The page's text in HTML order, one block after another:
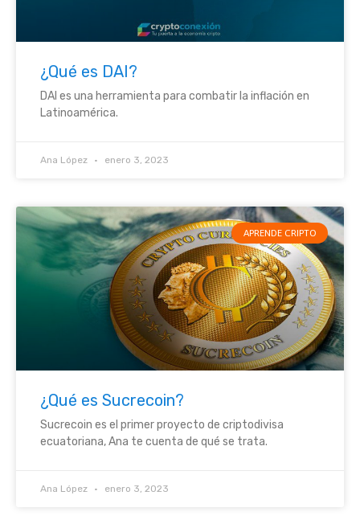
¿Qué es DAI?
DAI es una herramienta para combatir la inflación en
Latinoamérica.
Ana López enero 3, 2023
APRENDE CRIPTO
¿Qué es Sucrecoin?
Sucrecoin es el primer proyecto de criptodivisa
ecuatoriana, Ana te cuenta de qué se trata.
Ana López enero 3, 2023